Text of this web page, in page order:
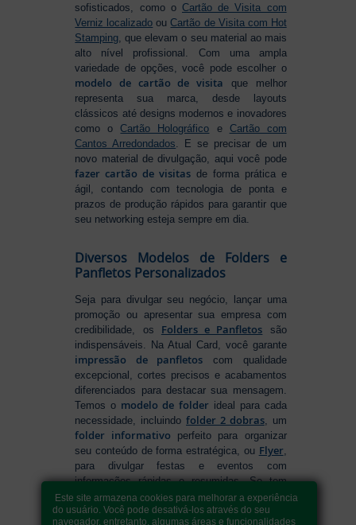
sofisticados, como o Cartão de Visita com
Verniz localizado ouCartão de Visita com Hot
Stamping, que elevam o seu material ao mais
alto nível profissional. Com uma ampla
variedade de opções, você pode escolher o
modelo de cartão de visita que melhor
representa sua marca, desde layouts
clássicos até designs modernos e inovadores
como oCartão Holográfico e Cartão com
Cantos Arredondados. E se precisar de um
novo material de divulgação, aqui você pode
fazer cartão de visitas de forma prática e
ágil, contando com tecnologia de ponta e
prazos de produção rápidos para garantir que
seu networking esteja sempre em dia.
Diversos Modelos de Folders e
Panfletos Personalizados
Seja para divulgar seu negócio, lançar uma
promoção ou apresentar sua empresa com
credibilidade, os Folders e Panfletos são
indispensáveis. Na Atual Card, você garante
impressão de panfletos com qualidade
excepcional, cortes precisos e acabamentos
diferenciados para destacar sua mensagem.
Temos o modelo de folder ideal para cada
necessidade, incluindofolder 2 dobras, um
folder informativo perfeito para organizar
seu conteúdo de forma estratégica, ou Flyer
para divulgar festas e eventos com
informações rápidas e resumidas. Se tem
dúvidas sobrecomo fazer folders, conte
com nossa variedade de formatos e opções
Este site armazena cookies para melhorar a experiência
do usuário. Você pode desativá-los através do seu
navegador, entretanto, algumas áreas e funcionalidades